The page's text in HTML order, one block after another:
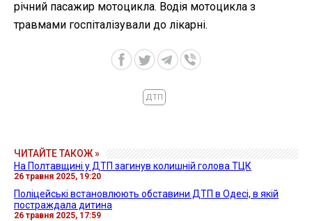
річний пасажир мотоцикла. Водія мотоцикла з
травмами госпіталізували до лікарні.
ДТП
ЧИТАЙТЕ ТАКОЖ »
На Полтавщині у ДТП загинув колишній голова ТЦК
26 травня 2025, 19:20
Поліцейські встановлюють обставини ДТП в Одесі, в якій
постраждала дитина
26 травня 2025, 17:59